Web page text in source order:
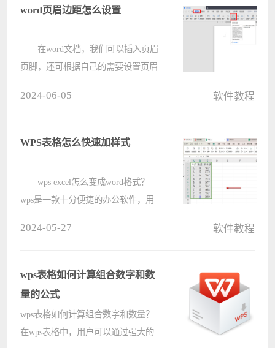
换为表格。下面就来看下小编给大家
word页眉边距怎么设置
在word文档，我们可以插入页眉
页脚，还可根据自己的需要设置页眉
的。 word页眉边距怎么设置-
2024-06-05 软件教程
WPS表格怎么快速加样式
wps excel怎么变成word格式？
wps是一款十分便捷的办公软件，用
为用户们来仔细的介绍一下WPS
Excel将内????
2024-05-27 软件教程
wps表格如何计算组合数字和数
量的公式
wps表格如何计算组合数字和数量？
在wps表格中，用户可以通过强大的